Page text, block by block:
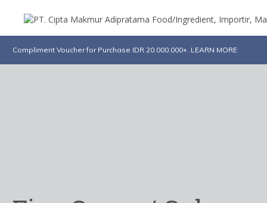
Compliment Voucher for Purchase IDR 20.000.000+. LEARN MORE